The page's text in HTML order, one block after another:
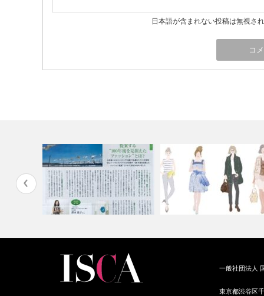
日本語が含まれない投稿は無視さ
プロスタイリストが提案するサ
スティナブル…
一般社団法人
東京都渋谷区